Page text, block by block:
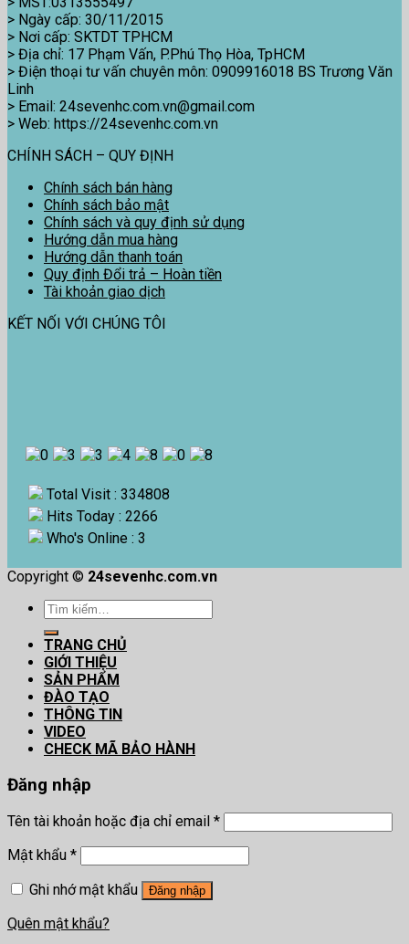
> Ngày cấp: 30/11/2015
> Nơi cấp: SKTDT TPHCM
> Địa chỉ: 17 Phạm Vấn, P.Phú Thọ Hòa, TpHCM
> Điện thoại tư vấn chuyên môn: 0909916018 BS Trương Văn
Linh
> Email: 24sevenhc.com.vn@gmail.com
> Web: https://24sevenhc.com.vn
CHÍNH SÁCH – QUY ĐỊNH
Chính sách bán hàng
Chính sách bảo mật
Chính sách và quy định sử dụng
Hướng dẫn mua hàng
Hướng dẫn thanh toán
Quy định Đổi trả – Hoàn tiền
Tài khoản giao dịch
KẾT NỐI VỚI CHÚNG TÔI
Total Visit : 334808
Hits Today : 2266
Who's Online : 3
Copyright © 24sevenhc.com.vn
Tìm
TRANG CHỦ
GIỚI THIỆU
SẢN PHẨM
ĐÀO TẠO
THÔNG TIN
VIDEO
CHECK MÃ BẢO HÀNH
Đăng nhập
Tên tài khoản hoặc địa chỉ email *
Mật khẩu *
Ghi nhớ mật khẩu
Đăng nhập
Quên mật khẩu?